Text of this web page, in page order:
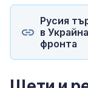
Русия
в
фронта